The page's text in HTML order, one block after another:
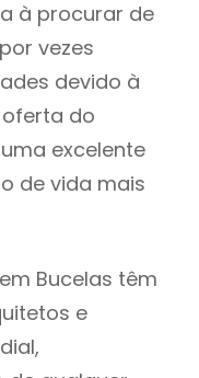
à procurar de
vezes
devido à
do
excelente
de vida mais
Bucelas têm
e